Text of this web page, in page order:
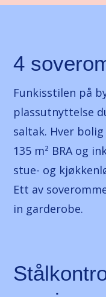
4
Funkisstilen på
plassutnyttelse
saltak. Hver
135 m² BRA og
stue- og
Ett av
in garderobe.